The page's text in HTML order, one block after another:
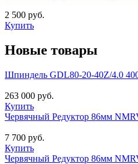
2 500 руб.
Купить
Новые товары
Шпиндель GDL80-20-40Z/4.0
263 000 руб.
Купить
Червячный Редуктор 86мм
7 700 руб.
Купить
Червячный Редуктор 86мм